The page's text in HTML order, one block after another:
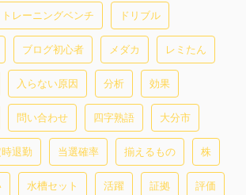
トレーニングベンチ ドリブル
ブログ初心者 メダカ レミたん
入らない原因 分析 効果
問い合わせ 四字熟語 大分市
時退勤 当選確率 揃えるもの 株
水槽セット 活躍 証拠 評価